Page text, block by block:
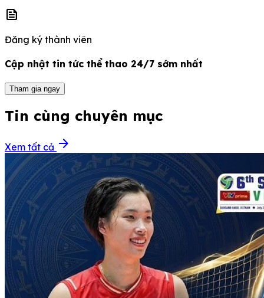
news
Đăng ký thành viên
Cập nhật tin tức thể thao 24/7 sớm nhất
Tham gia ngay
Tin cùng chuyên mục
Xem tất cả arrow_forward